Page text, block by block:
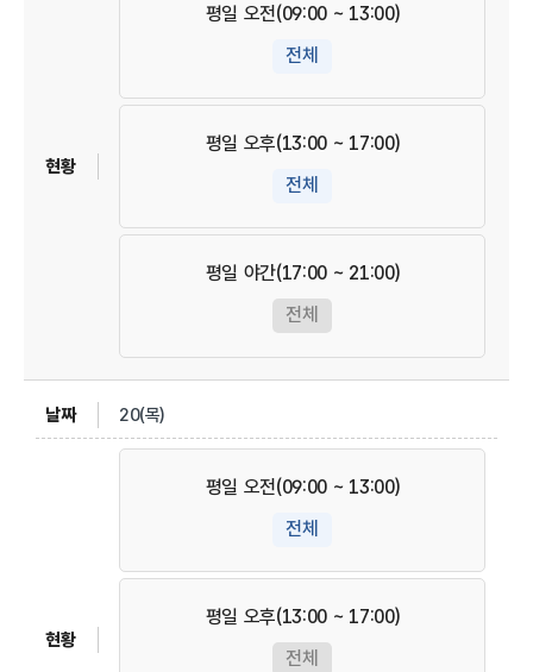
평일 오전(09:00 ~ 13:00)
전체
평일 오후(13:00 ~ 17:00)
전체
평일 야간(17:00 ~ 21:00)
전체
20(목)
평일 오전(09:00 ~ 13:00)
전체
평일 오후(13:00 ~ 17:00)
전체